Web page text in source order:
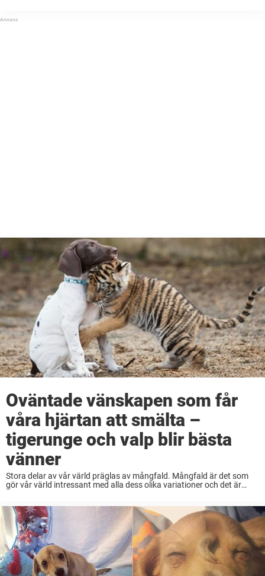
Oväntade vänskapen som får
våra hjärtan att smälta –
tigerunge och valp blir bästa
vänner
Stora delar av vår värld präglas av mångfald. Mångfald är det som
gör vår värld intressant med alla dess olika variationer och det är